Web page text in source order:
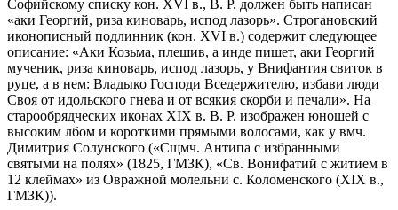
Софийскому списку кон. XVI в., В. Р. должен быть написан
«аки Георгий, риза киноварь, испод лазорь». Строгановский
иконописный подлинник (кон. XVI в.) содержит следующее
описание: «Аки Козьма, плешив, а инде пишет, аки Георгий
мученик, риза киноварь, испод лазорь, у Внифантия свиток в
руце, а в нем: Владыко Господи Вседержителю, избави люди
Своя от идольского гнева и от всякия скорби и печали». На
старообрядческих иконах XIX в. В. Р. изображен юношей с
высоким лбом и короткими прямыми волосами, как у вмч.
Димитрия Солунского («Сщмч. Антипа с избранными
святыми на полях» (1825, ГМЗК), «Св. Вонифатий с житием в
12 клеймах» из Овражной молельни с. Коломенского (XIX в.,
ГМЗК)).